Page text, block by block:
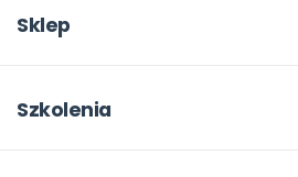
W numerze
Pomoce dydaktyczne
Sklep
Moje zakupy
Szkolenia